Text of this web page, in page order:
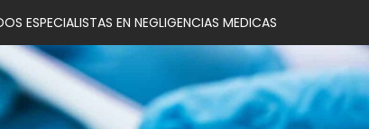
ESPECIALISTAS EN NEGLIGENCIAS MEDICAS